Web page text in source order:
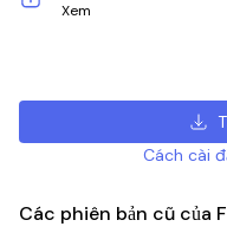
Xem
Cách cài
Các phiên bản cũ của